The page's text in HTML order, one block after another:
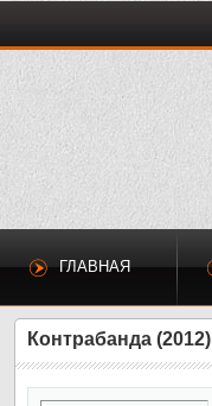
ГЛАВНАЯ
Контрабанда (2012)